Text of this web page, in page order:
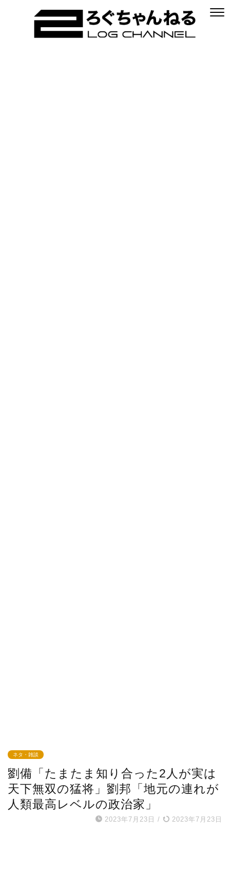
ネタ・雑談
劉備「たまたま知り合った2人が実は
天下無双の猛将」劉邦「地元の連れが
人類最高レベルの政治家」
2023年7月23日 / 2023年7月23日